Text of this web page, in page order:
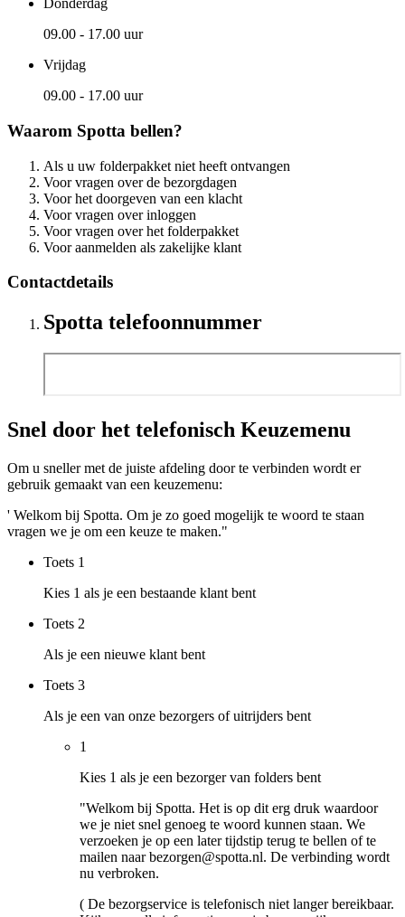
Donderdag
09.00 - 17.00 uur
Vrijdag
09.00 - 17.00 uur
Waarom Spotta bellen?
Als u uw folderpakket niet heeft ontvangen
Voor vragen over de bezorgdagen
Voor het doorgeven van een klacht
Voor vragen over inloggen
Voor vragen over het folderpakket
Voor aanmelden als zakelijke klant
Contactdetails
Spotta telefoonnummer
Snel door het telefonisch Keuzemenu
Om u sneller met de juiste afdeling door te verbinden wordt er
gebruik gemaakt van een keuzemenu:
' Welkom bij Spotta. Om je zo goed mogelijk te woord te staan
vragen we je om een keuze te maken."
Toets 1
Kies 1 als je een bestaande klant bent
Toets 2
Als je een nieuwe klant bent
Toets 3
Als je een van onze bezorgers of uitrijders bent
1
Kies 1 als je een bezorger van folders bent
"Welkom bij Spotta. Het is op dit erg druk waardoor
we je niet snel genoeg te woord kunnen staan. We
verzoeken je op een later tijdstip terug te bellen of te
mailen naar bezorgen@spotta.nl. De verbinding wordt
nu verbroken.
( De bezorgservice is telefonisch niet langer bereikbaar.